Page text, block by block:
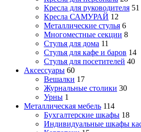
Кресла для руководителя 51
Кресла САМУРАЙ 12
Металлические стулья 6
Многоместные секции 8
Стулья для дома 11
Стулья для кафе и баров 14
Стулья для посетителей 40
Аксессуары 60
Вешалки 17
Журнальные столики 30
Урны 1
Металлическая мебель 114
Бухгалтерские шкафы 18
Индивидуальные шкафы